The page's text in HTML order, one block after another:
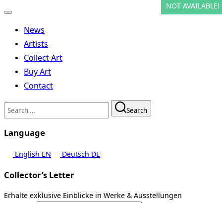
Toggle
navigationNews
Artists
Collect Art
Buy Art
Contact
Search
for:
Search
Language
English EN Deutsch DE
Collector’s Letter
Erhalte exklusive Einblicke in Werke & Ausstellungen
NOT AVAILABLE!
NOT AVAILABLE!